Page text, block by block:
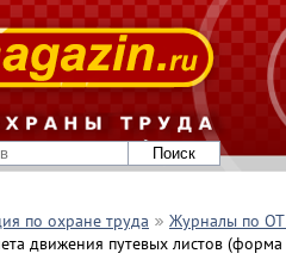
по охране труда
Журналы по
движения путевых листов